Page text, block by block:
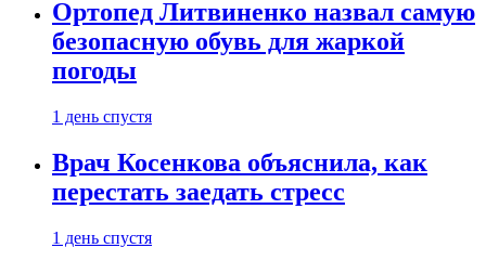
Ортопед Литвиненко назвал самую
безопасную обувь для жаркой
погоды
1 день спустя
Врач Косенкова объяснила, как
перестать заедать стресс
1 день спустя